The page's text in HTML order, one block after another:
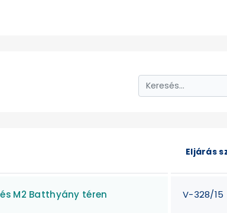
Eljárás
M2 Batthyány téren V-328/15